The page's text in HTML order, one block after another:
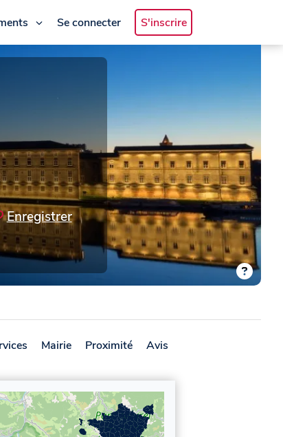
Se connecter S'inscrire
Enregistrer
Mairie Proximité Avis